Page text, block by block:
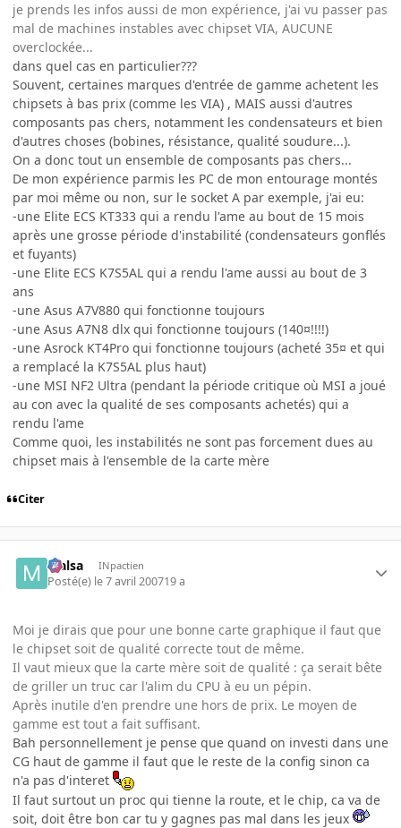
je prends les infos aussi de mon expérience, j'ai vu passer pas
mal de machines instables avec chipset VIA, AUCUNE
overclockée...
dans quel cas en particulier???
Souvent, certaines marques d'entrée de gamme achetent les
chipsets à bas prix (comme les VIA) , MAIS aussi d'autres
composants pas chers, notamment les condensateurs et bien
d'autres choses (bobines, résistance, qualité soudure...).
On a donc tout un ensemble de composants pas chers...
De mon expérience parmis les PC de mon entourage montés
par moi même ou non, sur le socket A par exemple, j'ai eu:
-une Elite ECS KT333 qui a rendu l'ame au bout de 15 mois
après une grosse période d'instabilité (condensateurs gonflés
et fuyants)
-une Elite ECS K7S5AL qui a rendu l'ame aussi au bout de 3
ans
-une Asus A7V880 qui fonctionne toujours
-une Asus A7N8 dlx qui fonctionne toujours (140¤!!!!)
-une Asrock KT4Pro qui fonctionne toujours (acheté 35¤ et qui
a remplacé la K7S5AL plus haut)
-une MSI NF2 Ultra (pendant la période critique où MSI a joué
au con avec la qualité de ses composants achetés) qui a
rendu l'ame
Comme quoi, les instabilités ne sont pas forcement dues au
chipset mais à l'ensemble de la carte mère
Citer
Malsa INpactien
Posté(e) le 7 avril 200719 a
Moi je dirais que pour une bonne carte graphique il faut que
le chipset soit de qualité correcte tout de même.
Il vaut mieux que la carte mère soit de qualité : ça serait bête
de griller un truc car l'alim du CPU à eu un pépin.
Après inutile d'en prendre une hors de prix. Le moyen de
gamme est tout a fait suffisant.
Bah personnellement je pense que quand on investi dans une
CG haut de gamme il faut que le reste de la config sinon ca
n'a pas d'interet
Il faut surtout un proc qui tienne la route, et le chip, ca va de
soit, doit être bon car tu y gagnes pas mal dans les jeux